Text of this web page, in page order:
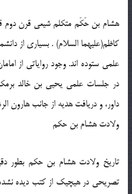
هشام بن حَکَم متکلم شیعی قرن دوم
کاظم(علیهما السلام) . بسیاری از
علمی ستوده اند. وجود روایاتی از
در جلسات علمی یحیی بن خالد
داور، و دریافت هدیه از جانب هارون
ولادت هشام بن حکم
تاریخ ولادت هشام بن حکم بطور
تصریحی در هیچیک از کتب دیده نشده